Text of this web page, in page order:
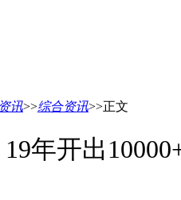
讯>>综合资讯>>正文
年开出